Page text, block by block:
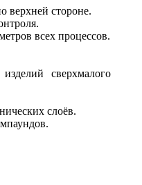
верхней стороне.
всех процессов.
сверхмалого
слоёв.